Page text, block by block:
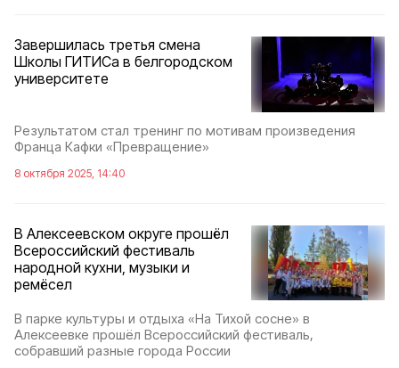
Завершилась третья смена
Школы ГИТИСа в белгородском
университете
Результатом стал тренинг по мотивам произведения
Франца Кафки «Превращение»
8 октября 2025, 14:40
В Алексеевском округе прошёл
Всероссийский фестиваль
народной кухни, музыки и
ремёсел
В парке культуры и отдыха «На Тихой сосне» в
Алексеевке прошёл Всероссийский фестиваль,
собравший разные города России